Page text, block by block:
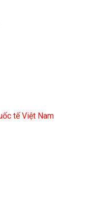
tế Việt Nam